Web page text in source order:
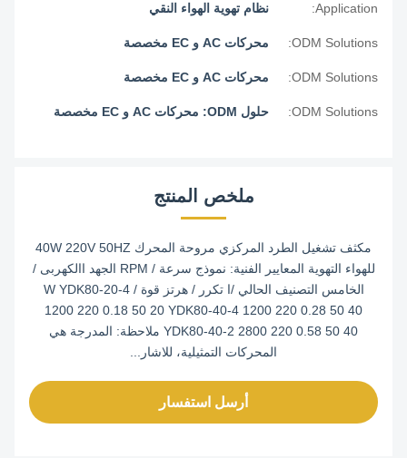
Application: نظام تهوية الهواء النقي
ODM Solutions: محركات AC و EC مخصصة
ODM Solutions: محركات AC و EC مخصصة
ODM Solutions: حلول ODM: محركات AC و EC مخصصة
ملخص المنتج
مكثف تشغيل الطرد المركزي مروحة المحرك 40W 220V 50HZ
للهواء التهوية المعايير الفنية: نموذج سرعة / RPM الجهد االكهربى /
الخامس التصنيف الحالي /ا تكرر / هرتز قوة / W YDK80-20-4
1200 220 0.18 50 20 YDK80-40-4 1200 220 0.28 50 40
YDK80-40-2 2800 220 0.58 50 40 ملاحظة: المدرجة هي
المحركات التمثيلية، للاشار...
أرسل استفسار